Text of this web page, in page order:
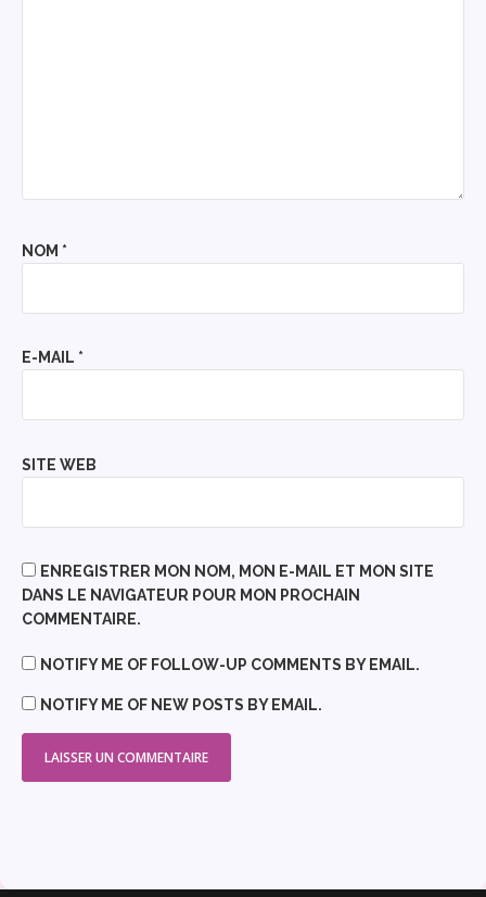
NOM *
E-MAIL *
SITE WEB
ENREGISTRER MON NOM, MON E-MAIL ET MON SITE
DANS LE NAVIGATEUR POUR MON PROCHAIN
COMMENTAIRE.
NOTIFY ME OF FOLLOW-UP COMMENTS BY EMAIL.
NOTIFY ME OF NEW POSTS BY EMAIL.